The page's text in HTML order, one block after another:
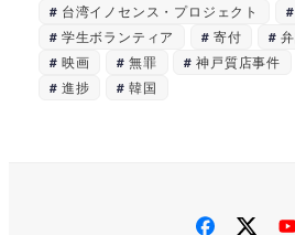
台湾イノセンス・プロジェクト
学生ボランティア
寄付
映画
無罪 神戸質店事件
進捗
韓国